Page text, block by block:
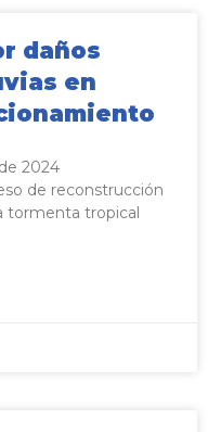
daños
en
2024
de reconstrucción
tormenta tropical